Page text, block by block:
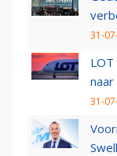
31-
naar
31-